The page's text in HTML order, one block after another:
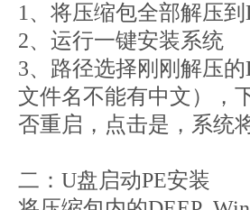
1、将压缩包全部解压
2、运行一键安装系统
3、路径选择刚刚解压的
文件名不能有中文），
否重启，点击是，系统
二：U盘启动PE安装